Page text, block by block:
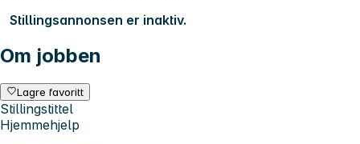
Stillingsannonsen er inaktiv.
Om jobben
Lagre favoritt
Stillingstittel
Hjemmehjelp